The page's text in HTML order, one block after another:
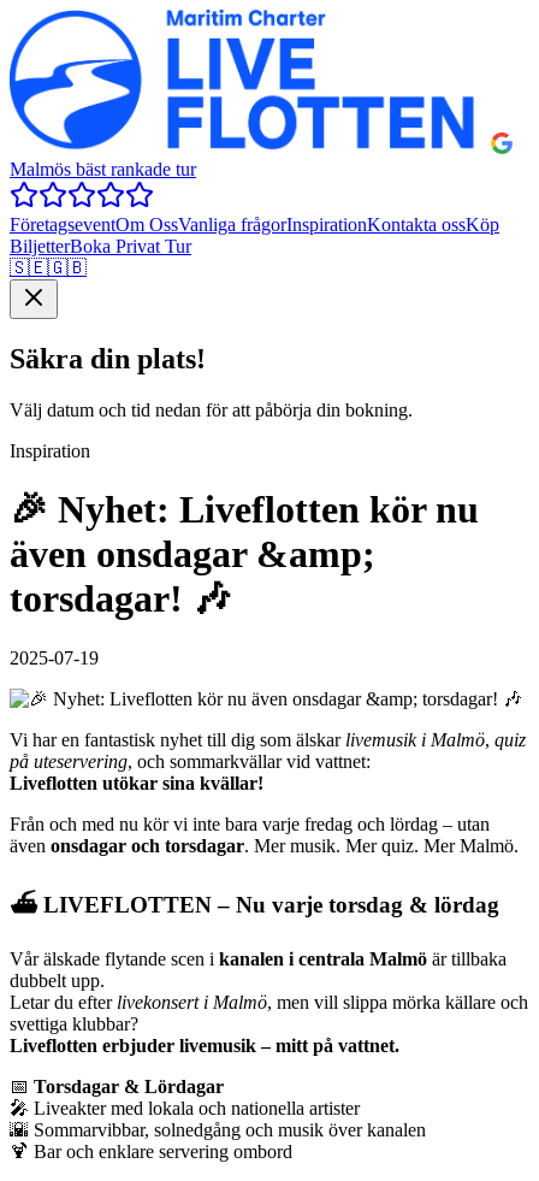
Malmös bäst rankade tur
FöretagseventOm OssVanliga frågorInspirationKontakta ossKöp
BiljetterBoka Privat Tur
🇸🇪🇬🇧
Säkra din plats!
Välj datum och tid nedan för att påbörja din bokning.
Inspiration
🎉 Nyhet: Liveflotten kör nu
även onsdagar &amp;
torsdagar! 🎶
2025-07-19
Vi har en fantastisk nyhet till dig som älskar livemusik i Malmö, quiz
på uteservering, och sommarkvällar vid vattnet:
Liveflotten utökar sina kvällar!
Från och med nu kör vi inte bara varje fredag och lördag – utan
även onsdagar och torsdagar. Mer musik. Mer quiz. Mer Malmö.
⛴️LIVEFLOTTEN – Nu varje torsdag & lördag
Vår älskade flytande scen i kanalen i centrala Malmö är tillbaka
dubbelt upp.
Letar du efter livekonsert i Malmö, men vill slippa mörka källare och
svettiga klubbar?
Liveflotten erbjuder livemusik – mitt på vattnet.
📅 Torsdagar & Lördagar
🎤 Liveakter med lokala och nationella artister
🌇 Sommarvibbar, solnedgång och musik över kanalen
🍹 Bar och enklare servering ombord